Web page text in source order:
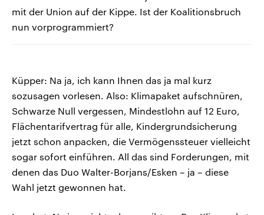
mit der Union auf der Kippe. Ist der Koalitionsbruch
nun vorprogrammiert?
Küpper: Na ja, ich kann Ihnen das ja mal kurz
sozusagen vorlesen. Also: Klimapaket aufschnüren,
Schwarze Null vergessen, Mindestlohn auf 12 Euro,
Flächentarifvertrag für alle, Kindergrundsicherung
jetzt schon anpacken, die Vermögenssteuer vielleicht
sogar sofort einführen. All das sind Forderungen, mit
denen das Duo Walter-Borjans/Esken – ja – diese
Wahl jetzt gewonnen hat.